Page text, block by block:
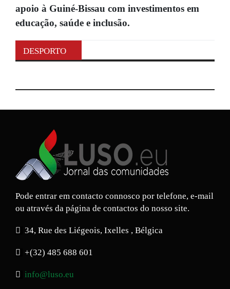
apoio à Guiné-Bissau com investimentos em
educação, saúde e inclusão.
DESPORTO
Pode entrar em contacto connosco por telefone, e-mail
ou através da página de contactos do nosso site.
34, Rue des Liégeois, Ixelles , Bélgica
+(32) 485 688 601
info@luso.eu